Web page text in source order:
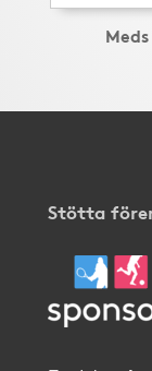
Meds
Stötta